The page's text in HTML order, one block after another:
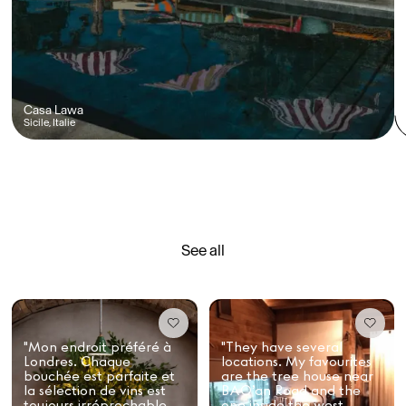
Casa Lawa
Sicile, Italie
See all
"Mon endroit préféré à
Londres. Chaque
bouchée est parfaite et
la sélection de vins est
"They have several
locations. My favourites
are the tree house near
BAO’an Road and the